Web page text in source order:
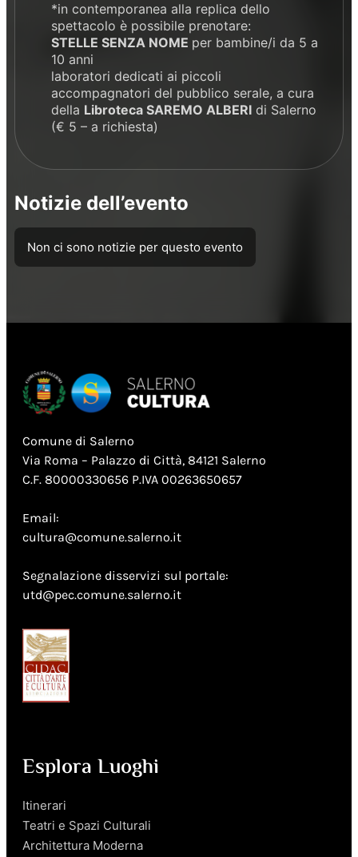
*in contemporanea alla replica dello
spettacolo è possibile prenotare:
STELLE SENZA NOME per bambine/i da 5 a
10 anni
laboratori dedicati ai piccoli
accompagnatori del pubblico serale, a cura
della Libroteca SAREMO ALBERI di Salerno
(€ 5 – a richiesta)
Notizie dell’evento
Non ci sono notizie per questo evento
Comune di Salerno
Via Roma – Palazzo di Città, 84121 Salerno
C.F. 80000330656 P.IVA 00263650657
Email:
cultura@comune.salerno.it
Segnalazione disservizi sul portale:
utd@pec.comune.salerno.it
Esplora Luoghi
Itinerari
Teatri e Spazi Culturali
Architettura Moderna